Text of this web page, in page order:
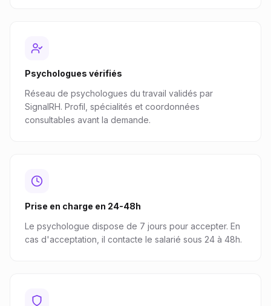
Psychologues vérifiés
Réseau de psychologues du travail validés par
SignalRH. Profil, spécialités et coordonnées
consultables avant la demande.
Prise en charge en 24-48h
Le psychologue dispose de 7 jours pour accepter. En
cas d'acceptation, il contacte le salarié sous 24 à 48h.